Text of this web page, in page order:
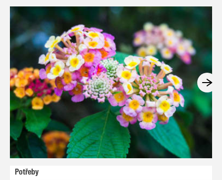
Témata
Kde koupit
Společnost
Potřeby